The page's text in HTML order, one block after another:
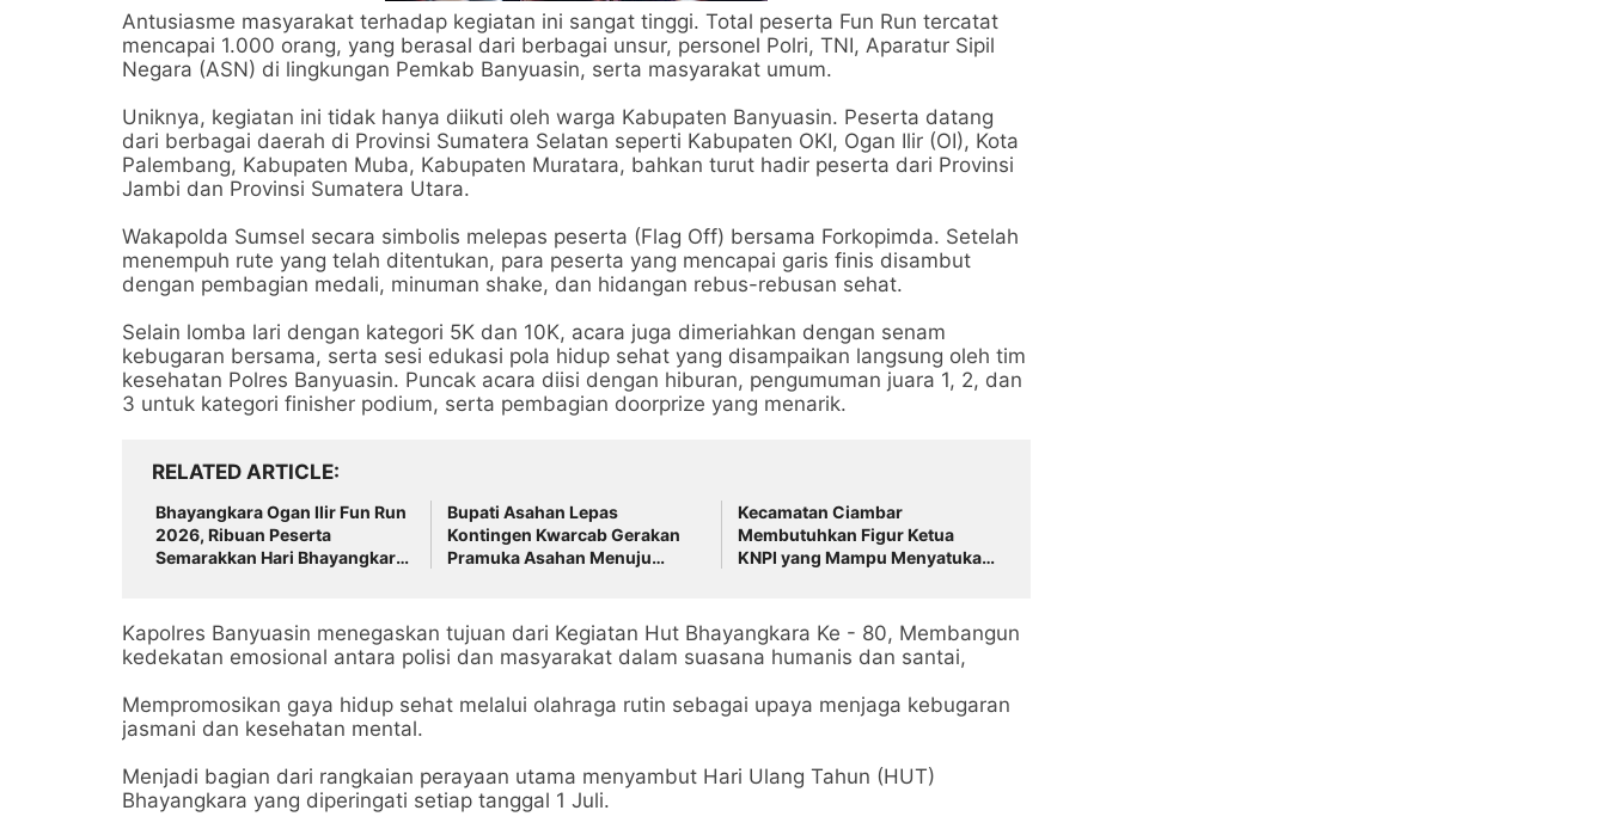
Antusiasme masyarakat terhadap kegiatan ini sangat tinggi. Total peserta Fun Run tercatat
mencapai 1.000 orang, yang berasal dari berbagai unsur, personel Polri, TNI, Aparatur Sipil
Negara (ASN) di lingkungan Pemkab Banyuasin, serta masyarakat umum.
Uniknya, kegiatan ini tidak hanya diikuti oleh warga Kabupaten Banyuasin. Peserta datang
dari berbagai daerah di Provinsi Sumatera Selatan seperti Kabupaten OKI, Ogan Ilir (OI), Kota
Palembang, Kabupaten Muba, Kabupaten Muratara, bahkan turut hadir peserta dari Provinsi
Jambi dan Provinsi Sumatera Utara.
Wakapolda Sumsel secara simbolis melepas peserta (Flag Off) bersama Forkopimda. Setelah
menempuh rute yang telah ditentukan, para peserta yang mencapai garis finis disambut
dengan pembagian medali, minuman shake, dan hidangan rebus-rebusan sehat.
Selain lomba lari dengan kategori 5K dan 10K, acara juga dimeriahkan dengan senam
kebugaran bersama, serta sesi edukasi pola hidup sehat yang disampaikan langsung oleh tim
kesehatan Polres Banyuasin. Puncak acara diisi dengan hiburan, pengumuman juara 1, 2, dan
3 untuk kategori finisher podium, serta pembagian doorprize yang menarik.
RELATED ARTICLE
Bhayangkara Ogan Ilir Fun Run
2026, Ribuan Peserta
Semarakkan Hari Bhayangkara
Bupati Asahan Lepas
Kontingen Kwarcab Gerakan
Pramuka Asahan Menuju
Kecamatan Ciambar
Membutuhkan Figur Ketua
KNPI yang Mampu Menyatukan
Kapolres Banyuasin menegaskan tujuan dari Kegiatan Hut Bhayangkara Ke - 80, Membangun
kedekatan emosional antara polisi dan masyarakat dalam suasana humanis dan santai,
Mempromosikan gaya hidup sehat melalui olahraga rutin sebagai upaya menjaga kebugaran
jasmani dan kesehatan mental.
Menjadi bagian dari rangkaian perayaan utama menyambut Hari Ulang Tahun (HUT)
Bhayangkara yang diperingati setiap tanggal 1 Juli.